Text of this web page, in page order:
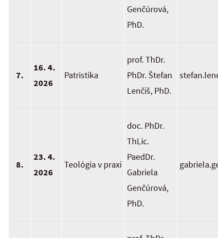
Genčúrová,
PhD.
7.
16. 4.
2026
Patristika
prof. ThDr.
PhDr. Štefan
Lenčiš, PhD.
8.
23. 4.
2026
Teológia v praxi
doc. PhDr.
ThLic.
PaedDr.
Gabriela
Genčúrová,
PhD.